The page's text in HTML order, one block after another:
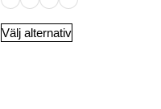
Välj alternativ